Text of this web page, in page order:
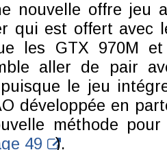
nouvelle offre jeu
qui est offert avec
les GTX 970M et
aller de pair
le jeu
développée en
méthode
49 ).